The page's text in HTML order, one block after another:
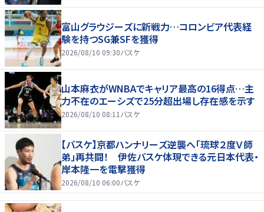
富山グラウジーズに新戦力…コロンビア代表経
験を持つSG兼SFを獲得
2026/08/10 09:30バスケ
山本麻衣がWNBAでキャリア最高の16得点…主
力不在のエーシズで25分超出場し存在感を示す
2026/08/10 08:11 バスケ
【バスケ】京都ハンナリーズ逆襲へ「琉球２度Ｖ師
弟」再共闘！ 伊佐バスケ体現できる元日本代表・
岸本隆一を電撃獲得
2026/08/10 06:00バスケ